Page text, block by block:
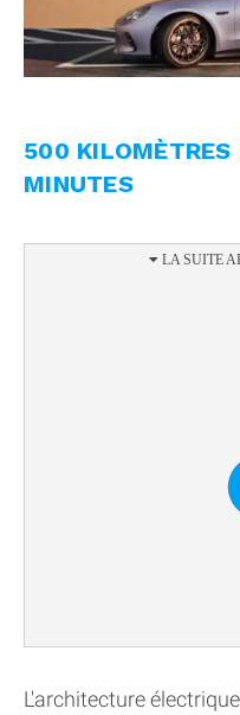
500 KILOMÈTRES
MINUTES
L'architecture